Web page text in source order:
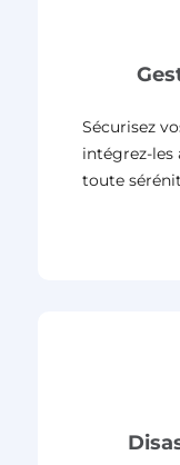
Sécurisez
intégrez-les
toute